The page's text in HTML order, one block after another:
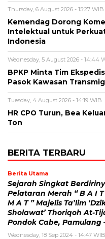
Thursday, 6 August 2026 - 15:27 WIB
Kemendag Dorong
Intelektual untuk
Indonesia
Wednesday, 5 August 2026 - 14:44
BPKP Minta Tim
Pasok Kawasan
Tuesday, 4 August 2026 - 14:19 WIB
HR CPO Turun, Bea
Ton
BERITA TERBARU
Berita Utama
Sejarah Singkat
Pelataran Merah “ B A I T
M A T ” Majelis Ta’lim
Sholawat’ Thoriqoh At-
Pondok Cabe, Pamulang
Wednesday, 18 Sep 2024 - 14:47 WIB